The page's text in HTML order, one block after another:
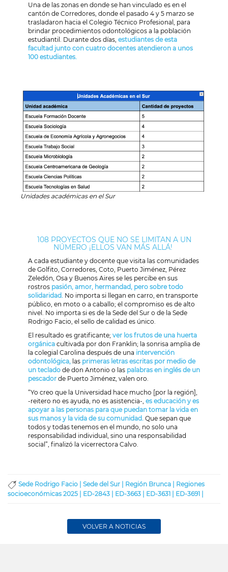
Una de las zonas en donde se han vinculado es en el
cantón de Corredores, donde el pasado 4 y 5 marzo se
trasladaron hacia el Colegio Técnico Profesional, para
brindar procedimientos odontológicos a la población
estudiantil. Durante dos días, estudiantes de esta
facultad junto con cuatro docentes atendieron a unos
100 estudiantes.
Unidades académicas en el Sur
108 PROYECTOS QUE NO SE LIMITAN A UN
NÚMERO ¡ELLOS VAN MÁS ALLÁ!
A cada estudiante y docente que visita las comunidades
de Golfito, Corredores, Coto, Puerto Jiménez, Pérez
Zeledón, Osa y Buenos Aires se les percibe en sus
rostros pasión, amor, hermandad, pero sobre todo
solidaridad. No importa si llegan en carro, en transporte
público, en moto o a caballo; el compromiso es de alto
nivel. No importa si es de la Sede del Sur o de la Sede
Rodrigo Facio, el sello de calidad es único.
El resultado es gratificante; ver los frutos de una huerta
orgánica cultivada por don Franklin; la sonrisa amplia de
la colegial Carolina después de una intervención
odontológica, las primeras letras escritas por medio de
un teclado de don Antonio o las palabras en inglés de un
pescador de Puerto Jiménez, valen oro.
“Yo creo que la Universidad hace mucho [por la región],
-reitero no es ayuda, no es asistencia-, es educación y es
apoyar a las personas para que puedan tomar la vida en
sus manos y la vida de su comunidad. Que sepan que
todos y todas tenemos en el mundo, no solo una
responsabilidad individual, sino una responsabilidad
social”, finalizó la vicerrectora Calvo.
Sede Rodrigo Facio | Sede del Sur | Región Brunca | Regiones
socioeconómicas 2025 | ED-2843 | ED-3663 | ED-3631 | ED-3691 |
VOLVER A NOTICIAS